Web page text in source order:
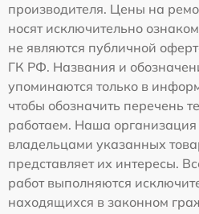
производителя. Цены на
носят исключительно
не являются публичной
ГК РФ. Названия и
упоминаются только в
чтобы обозначить перечень
работаем. Наша
владельцами указанных
представляет их интересы.
работ выполняются
находящихся в законном